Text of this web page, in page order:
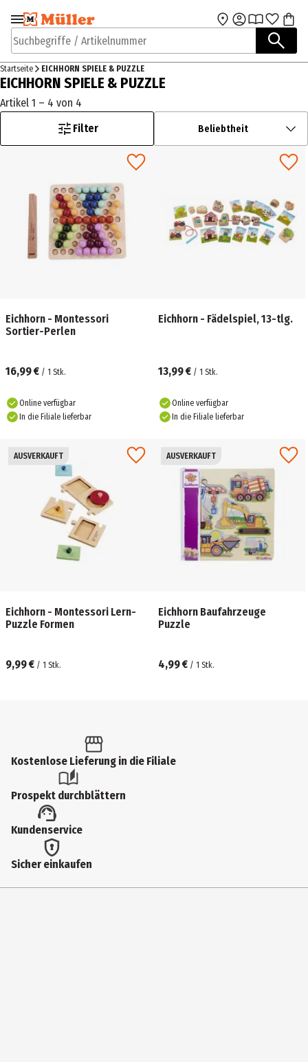
Zur Navigation
springen
Zum Hauptinhalt
Suchbegriffe / Artikelnummer
Startseite EICHHORN SPIELE & PUZZLE
EICHHORN SPIELE & PUZZLE
Artikel 1 – 4 von 4
Filter
Beliebtheit
Eichhorn - Montessori
Sortier-Perlen
16,99 € / 1 Stk.
Online verfügbar
In die Filiale lieferbar
Eichhorn - Fädelspiel, 13-tlg.
13,99 € / 1 Stk.
Online verfügbar
In die Filiale lieferbar
AUSVERKAUFT
Eichhorn - Montessori Lern-
Puzzle Formen
9,99 € / 1 Stk.
AUSVERKAUFT
Eichhorn Baufahrzeuge
Puzzle
4,99 € / 1 Stk.
Kostenlose Lieferung in die Filiale
Prospekt durchblättern
Kundenservice
Sicher einkaufen